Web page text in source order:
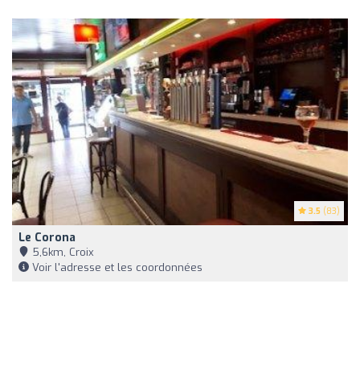
3.5 (83)
Le Corona
5,6km, Croix
Voir l'adresse et les coordonnées